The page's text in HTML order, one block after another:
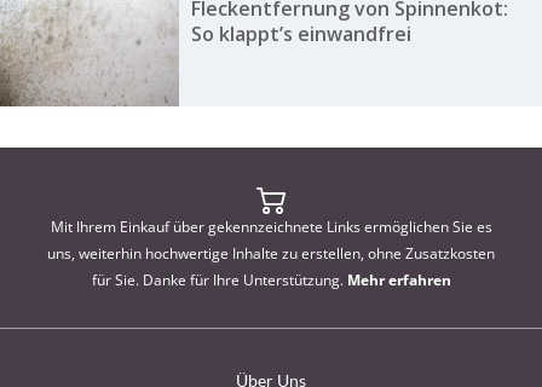
Fleckentfernung von Spinnenkot:
So klappt’s einwandfrei
Mit Ihrem Einkauf über gekennzeichnete Links ermöglichen Sie es
uns, weiterhin hochwertige Inhalte zu erstellen, ohne Zusatzkosten
für Sie. Danke für Ihre Unterstützung. Mehr erfahren
Über Uns